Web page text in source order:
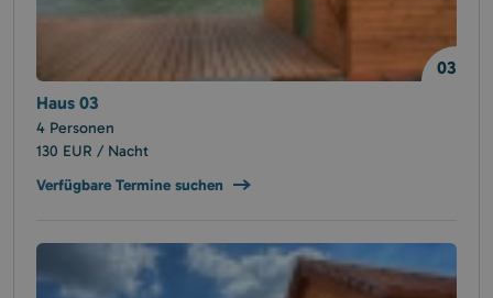
Haus 03
03
4 Personen
130 EUR / Nacht
Verfügbare Termine suchen